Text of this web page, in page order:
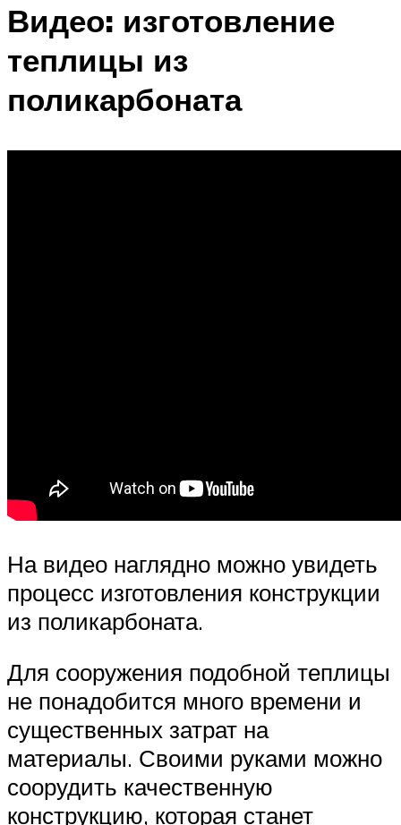
Видео: изготовление
теплицы из
поликарбоната
На видео наглядно можно увидеть
процесс изготовления конструкции
из поликарбоната.
Для сооружения подобной теплицы
не понадобится много времени и
существенных затрат на
материалы. Своими руками можно
соорудить качественную
конструкцию, которая станет